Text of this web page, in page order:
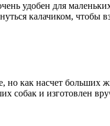
удобен для
калачиком, чтобы
как насчет
собак и изготовлен